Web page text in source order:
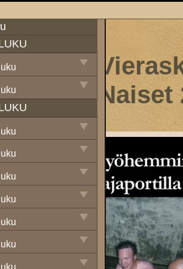
Naiset